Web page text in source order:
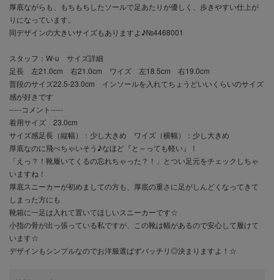
厚底ながらも、もちもちしたソールで足あたりが優しく、歩きやすい仕上が
りになっています。
同デザインの大きいサイズもありますよ♪№4468001
スタッフ：W-u サイズ詳細
足長 左21.0cm 右21.0cm ワイズ 左18.5cm 右19.0cm
普段のサイズ22.5-23.0cm インソールを入れてちょうどいいくらいのサイズ
感が好きです
-----コメント-----
着用サイズ 23.0cm
サイズ感足長（縦幅）：少し大きめ ワイズ（横幅）：少し大きめ
厚底なのに飛べちゃいそう♪なほど『と～っても軽い』！
「えっ？！靴履いてくるの忘れちゃった？！」とつい足元をチェックしちゃ
いますね！
厚底スニーカーが初めましての方も、厚底の重さに足がしんどくなってきて
しまった方にも
靴箱に一足は入れて置いてほしいスニーカーです☆
小指の骨が出っ張っている私ですが、この靴は幅があるので安心して履けて
います☆
デザインもシンプルなのでお洋服選ばずバッチリ◎決まりますよ！☆